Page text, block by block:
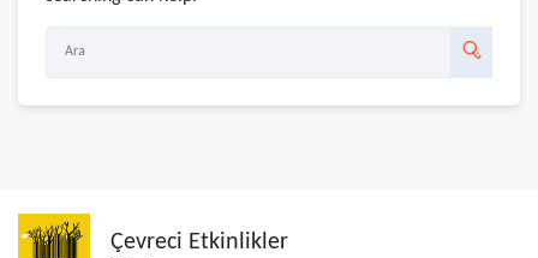
Çevreci Etkinlikler